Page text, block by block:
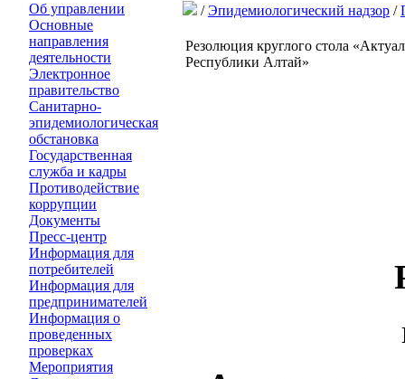
Об управлении
Основные
направления
деятельности
Электронное
правительство
Санитарно-
эпидемиологическая
обстановка
Государственная
служба и кадры
Противодействие
коррупции
Документы
Пресс-центр
Информация для
потребителей
Информация для
предпринимателей
Информация о
проведенных
проверках
Мероприятия
/Эпидемиологический надзор /
Резолюция круглого стола
Республики Алтай»